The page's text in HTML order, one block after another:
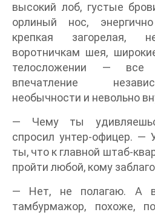
высокий лоб, густые
орлиный нос,
крепкая загорелая,
воротничкам шея,
телосложении — все
впечатление
необычности и невольно
— Чему ты
спросил унтер-офицер. —
ты, что к главной штаб-
пройти любой, кому
— Нет, не полагаю. А
тамбурмажор, похоже,